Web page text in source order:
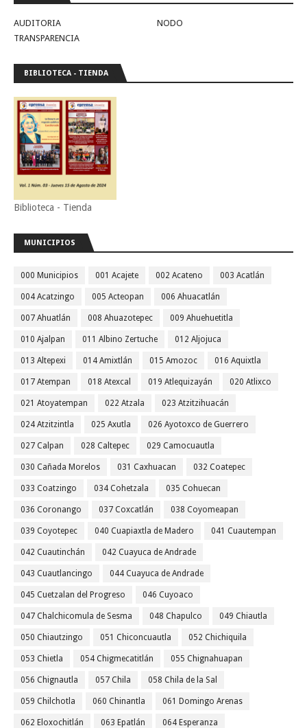
AUDITORIA
NODO
TRANSPARENCIA
BIBLIOTECA - TIENDA
Biblioteca - Tienda
MUNICIPIOS
000 Municipios 001 Acajete 002 Acateno 003 Acatlán
004 Acatzingo 005 Acteopan 006 Ahuacatlán
007 Ahuatlán 008 Ahuazotepec 009 Ahuehuetitla
010 Ajalpan 011 Albino Zertuche 012 Aljojuca
013 Altepexi 014 Amixtlán 015 Amozoc 016 Aquixtla
017 Atempan 018 Atexcal 019 Atlequizayán 020 Atlixco
021 Atoyatempan 022 Atzala 023 Atzitzihuacán
024 Atzitzintla 025 Axutla 026 Ayotoxco de Guerrero
027 Calpan 028 Caltepec 029 Camocuautla
030 Cañada Morelos 031 Caxhuacan 032 Coatepec
033 Coatzingo 034 Cohetzala 035 Cohuecan
036 Coronango 037 Coxcatlán 038 Coyomeapan
039 Coyotepec 040 Cuapiaxtla de Madero 041 Cuautempan
042 Cuautinchán 042 Cuayuca de Andrade
043 Cuautlancingo 044 Cuayuca de Andrade
045 Cuetzalan del Progreso 046 Cuyoaco
047 Chalchicomula de Sesma 048 Chapulco 049 Chiautla
050 Chiautzingo 051 Chiconcuautla 052 Chichiquila
053 Chietla 054 Chigmecatitlán 055 Chignahuapan
056 Chignautla 057 Chila 058 Chila de la Sal
059 Chilchotla 060 Chinantla 061 Domingo Arenas
062 Eloxochitlán 063 Epatlán 064 Esperanza